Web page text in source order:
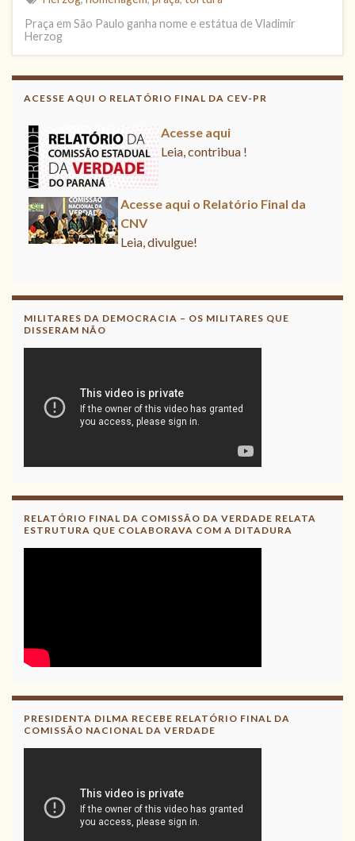
Praça em São Paulo ganha nome e estátua de Vladimir
Herzog
ACESSE AQUI O RELATÓRIO FINAL DA CEV-PR
Acesse aqui
Leia, contribua !
Acesse aqui o Relatório Final da
CNV
Leia, divulgue!
Leia, contribua !
MILITARES DA DEMOCRACIA – OS MILITARES QUE
DISSERAM NÃO
RELATÓRIO FINAL DA COMISSÃO DA VERDADE RELATA
ESTRUTURA QUE COLABORAVA COM A DITADURA
PRESIDENTA DILMA RECEBE RELATÓRIO FINAL DA
COMISSÃO NACIONAL DA VERDADE